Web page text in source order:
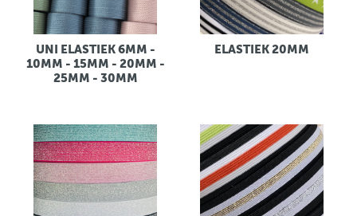
UNI ELASTIEK 6MM -
10MM - 15MM - 20MM -
25MM - 30MM
ELASTIEK 20MM